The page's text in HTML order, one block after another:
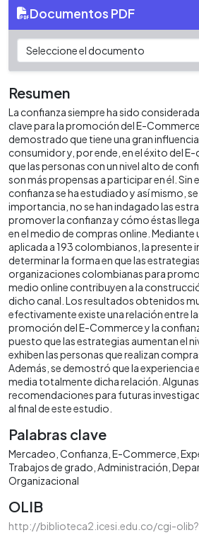
Documentos PDF
Resumen
La confianza siempre ha sido
clave para la promoción del E-
demostrado que tiene una gran
consumidor y, por ende, en el éxito del
que las personas con un nivel alto de
son más propensas a participar en él. Sin
confianza se ha estudiado y así mismo,
importancia, no se han indagado las
promover la confianza y cómo éstas
en el medio de compras online. Mediante
aplicada a 193 colombianos, la presente
determinar la forma en que las
organizaciones colombianas para
medio online contribuyen a la
dicho canal. Los resultados obtenidos
efectivamente existe una relación entre
promoción del E-Commerce y la
puesto que las estrategias aumentan el
exhiben las personas que realizan
Además, se demostró que la experiencia
media totalmente dicha relación.
recomendaciones para futuras
al final de este estudio.
Palabras clave
Mercadeo Confianza E-Commerce
Trabajos de grado Administración
Organizacional
OLIB
http://biblioteca2.icesi.edu.co/cgi-